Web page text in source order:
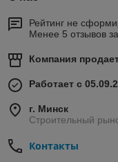
Рейтинг не
Менее 5 отзывов
Компания
Работает с
г. Минск
Строительный
Контакты